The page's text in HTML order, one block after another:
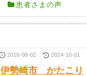
患者さまの声
2016-08-02 2024-10-01
伊勢崎市 かたこり